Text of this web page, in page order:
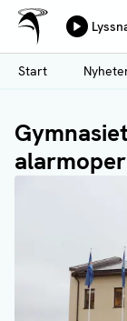
Hoppa
till
Ålands Radio & TV
Start